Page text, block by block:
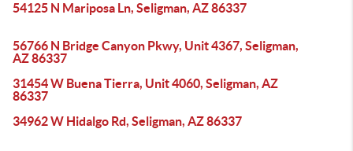
54125 N Mariposa Ln, Seligman, AZ 86337
56766 N Bridge Canyon Pkwy, Unit 4367, Seligman,
AZ 86337
31454 W Buena Tierra, Unit 4060, Seligman, AZ
86337
34962 W Hidalgo Rd, Seligman, AZ 86337